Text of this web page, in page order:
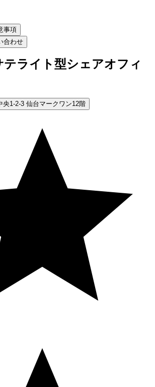
事項
合わせ
テライト型シェアオフィ
央1-2-3 仙台マークワン12階